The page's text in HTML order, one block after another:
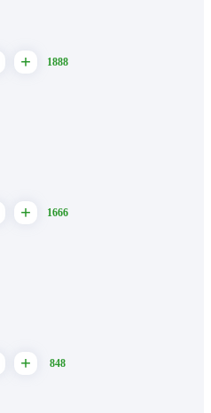
+ 1888
+ 1666
+ 848